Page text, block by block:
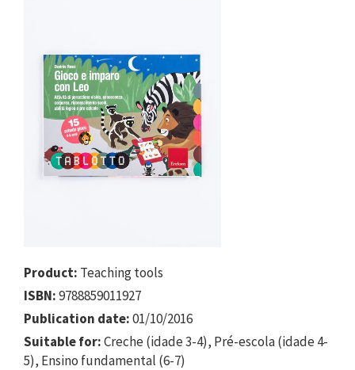
Product: Teaching tools
ISBN:9788859011927
Publication date:01/10/2016
Suitable for:Creche (idade 3-4), Pré-escola (idade 4-
5), Ensino fundamental (6-7)